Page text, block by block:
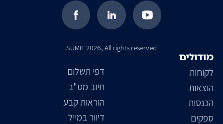
SUMIT 2026, All rights reserved
דפי תשלום
חיוב מס"ב
הוראות קבע
דיוור במייל
מודולים
לקוחות
הוצאות
הכנסות
ספקים